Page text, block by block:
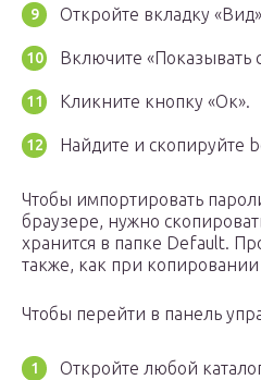
Откройте вкладку
Включите
Кликните кнопку «Ок».
Найдите и скопируйте
Чтобы импортировать
браузере, нужно
хранится в папке Default.
также, как при
Чтобы перейти в панель
Откройте любой